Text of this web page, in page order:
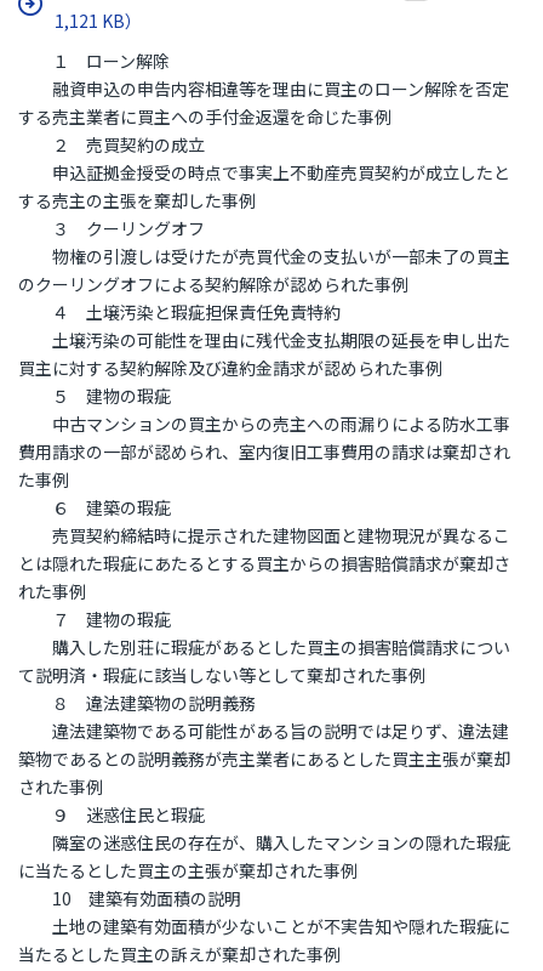
1,121 KB）
１ ローン解除
融資申込の申告内容相違等を理由に買主のローン解除を否定
する売主業者に買主への手付金返還を命じた事例
２ 売買契約の成立
申込証拠金授受の時点で事実上不動産売買契約が成立したと
する売主の主張を棄却した事例
３ クーリングオフ
物権の引渡しは受けたが売買代金の支払いが一部未了の買主
のクーリングオフによる契約解除が認められた事例
４ 土壌汚染と瑕疵担保責任免責特約
土壌汚染の可能性を理由に残代金支払期限の延長を申し出た
買主に対する契約解除及び違約金請求が認められた事例
５ 建物の瑕疵
中古マンションの買主からの売主への雨漏りによる防水工事
費用請求の一部が認められ、室内復旧工事費用の請求は棄却され
た事例
６ 建築の瑕疵
売買契約締結時に提示された建物図面と建物現況が異なるこ
とは隠れた瑕疵にあたるとする買主からの損害賠償請求が棄却さ
れた事例
７ 建物の瑕疵
購入した別荘に瑕疵があるとした買主の損害賠償請求につい
て説明済・瑕疵に該当しない等として棄却された事例
８ 違法建築物の説明義務
違法建築物である可能性がある旨の説明では足りず、違法建
築物であるとの説明義務が売主業者にあるとした買主主張が棄却
された事例
９ 迷惑住民と瑕疵
隣室の迷惑住民の存在が、購入したマンションの隠れた瑕疵
に当たるとした買主の主張が棄却された事例
10 建築有効面積の説明
土地の建築有効面積が少ないことが不実告知や隠れた瑕疵に
当たるとした買主の訴えが棄却された事例